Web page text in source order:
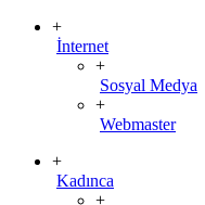
+
İnternet
+
Sosyal Medya
+
Webmaster
+
Kadınca
+